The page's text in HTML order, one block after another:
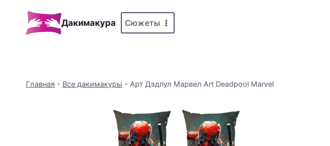
содержимому
Дакимакура Сюжеты
Главная - Все дакимакуры - Арт Дэдпул Марвел Art Deadpool Marvel